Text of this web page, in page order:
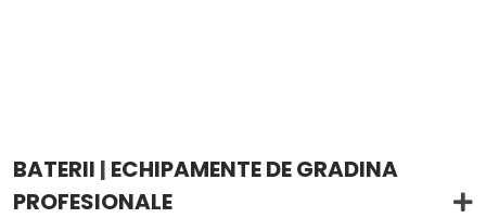
BATERII | ECHIPAMENTE DE GRADINA
PROFESIONALE